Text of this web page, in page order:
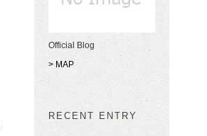
Official Blog
> MAP
RECENT ENTRY